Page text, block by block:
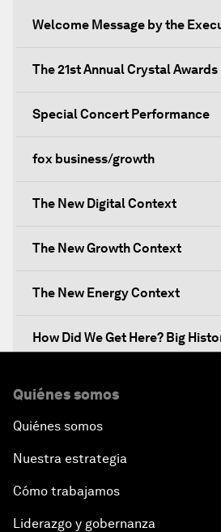
Welcome Message by the
The 21st Annual Crystal Awards
Special Concert Performance
fox business/growth
The New Digital Context
The New Growth Context
The New Energy Context
How Did We Get Here? Big
An Insight, An Idea with Martin
Inclusive Growth in the Digital
Closing the Infrastructure Gap
Quiénes somos
Quiénes somos
Nuestra estrategia
Cómo trabajamos
Liderazgo y gobernanza